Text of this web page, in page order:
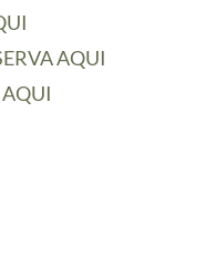
AQUI
AQUI